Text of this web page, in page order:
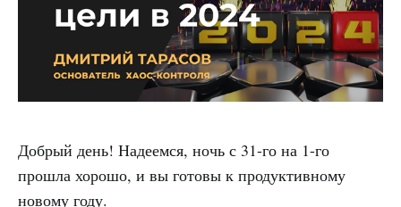
Добрый день! Надеемся, ночь с 31-го на 1-го
прошла хорошо, и вы готовы к продуктивному
новому году.